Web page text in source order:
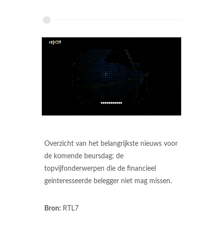
Overzicht van het belangrijkste nieuws voor
de komende beursdag; de
topvijfonderwerpen die de financieel
geinteresseerde belegger niet mag missen.
Bron: RTL7